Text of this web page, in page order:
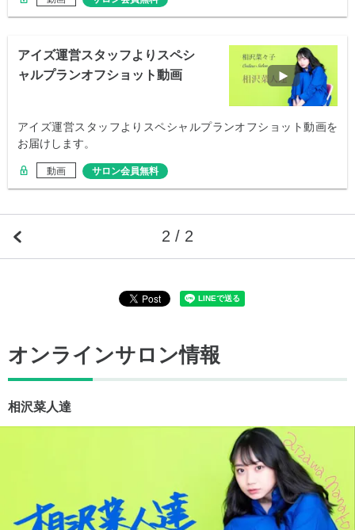
アイズ運営スタッフよりスペシ
ャルプランオフショット動画
アイズ運営スタッフよりスペシャルプランオフショット動画を
お届けします。
動画 サロン会員無料
2 / 2
オンラインサロン情報
相沢菜人達